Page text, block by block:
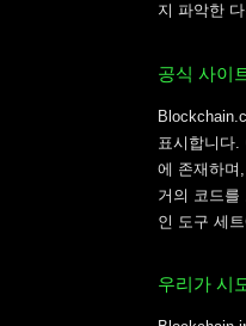
지 파악한
공식 사이
표시합니다.
에 존재하며
거의 코드
인 도구 세
우리가 시